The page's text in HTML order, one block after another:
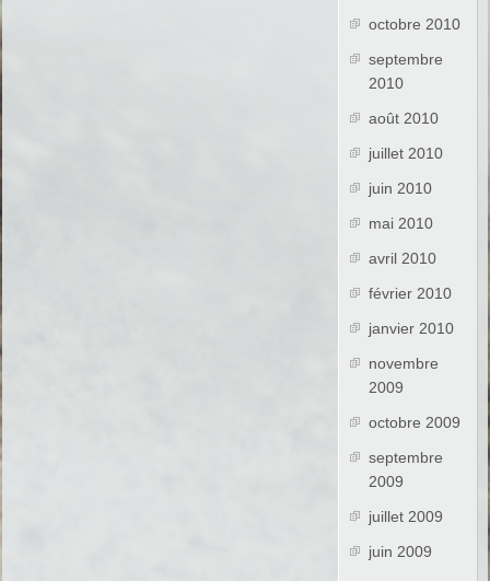
octobre 2010
septembre
2010
août 2010
juillet 2010
juin 2010
mai 2010
avril 2010
février 2010
janvier 2010
novembre
2009
octobre 2009
septembre
2009
juillet 2009
juin 2009